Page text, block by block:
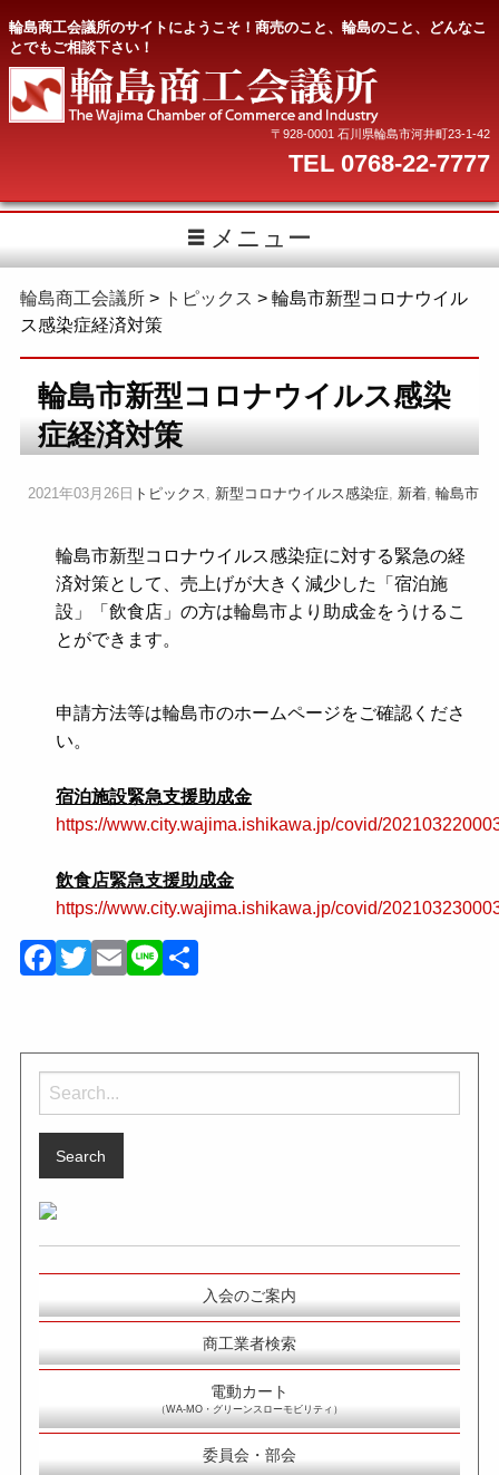
輪島商工会議所のサイトにようこそ！商売のこと、輪島のこと、どんなこ
とでもご相談下さい！
〒928-0001 石川県輪島市河井町23-1-42
TEL 0768-22-7777
メニュー
Search
for:
入会のご案内
商工業者検索
電動カート
（WA-MO・グリーンスローモビリティ）
委員会・部会
輪島商工会議所 > トピックス > 輪島市新型コロナウイル
ス感染症経済対策
輪島市新型コロナウイルス感染
症経済対策
2021年03月26日 トピックス, 新型コロナウイルス感染症, 新着, 輪島市
輪島市新型コロナウイルス感染症に対する緊急の経
済対策として、売上げが大きく減少した「宿泊施
設」「飲食店」の方は輪島市より助成金をうけるこ
とができます。
申請方法等は輪島市のホームページをご確認くださ
い。
宿泊施設緊急支援助成金
https://www.city.wajima.ishikawa.jp/covid/
飲食店緊急支援助成金
https://www.city.wajima.ishikawa.jp/covid/
Facebook
Twitter
Email
Line